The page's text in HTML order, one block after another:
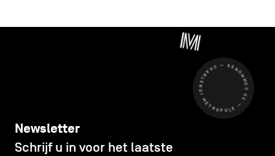
CHARLEROI MÉTROPOLE — 30 COMMUNES —
Newsletter
Schrijf u in voor het laatste